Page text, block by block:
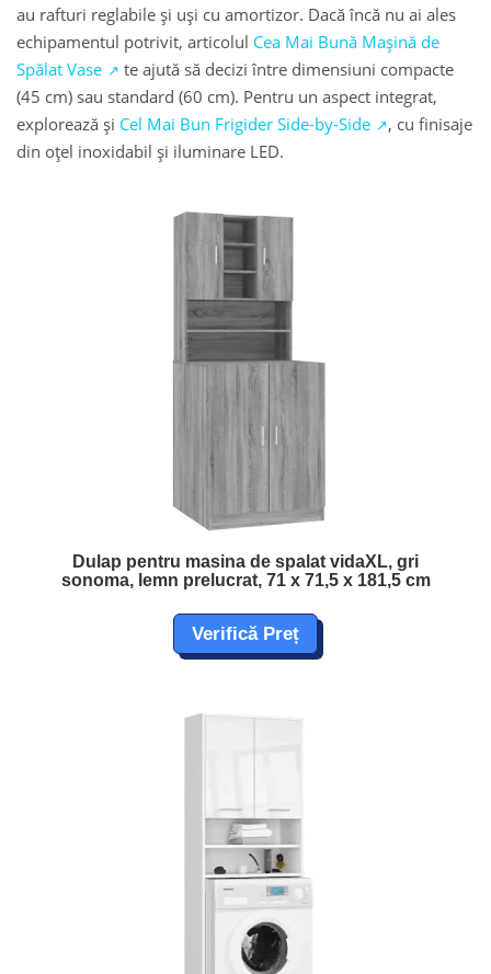
au rafturi reglabile și uși cu amortizor. Dacă încă nu ai ales
echipamentul potrivit, articolul Cea Mai Bună Mașină de
Spălat Vase
te ajută să decizi între dimensiuni compacte
(45 cm) sau standard (60 cm). Pentru un aspect integrat,
explorează și Cel Mai Bun Frigider Side-by-Side
, cu finisaje
din oțel inoxidabil și iluminare LED.
Dulap pentru masina de spalat vidaXL, gri
sonoma, lemn prelucrat, 71 x 71,5 x 181,5 cm
Verifică Preț